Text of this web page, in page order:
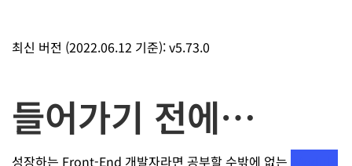
최신 버전 (2022.06.12 기준): v5.73.0
들어가기 전에…
성장하는 Front-End 개발자라면 공부할 수밖에 없는